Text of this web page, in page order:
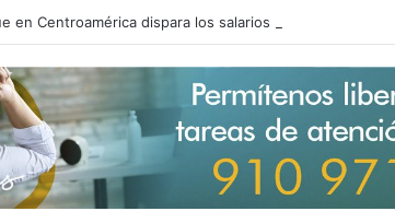
Centroamérica dispara los salarios de entrada un 15%